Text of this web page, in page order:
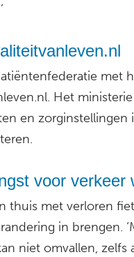
met
Het
en zorginstellingen
voor verkeer
thuis met verloren
in brengen.
niet omvallen, zelfs